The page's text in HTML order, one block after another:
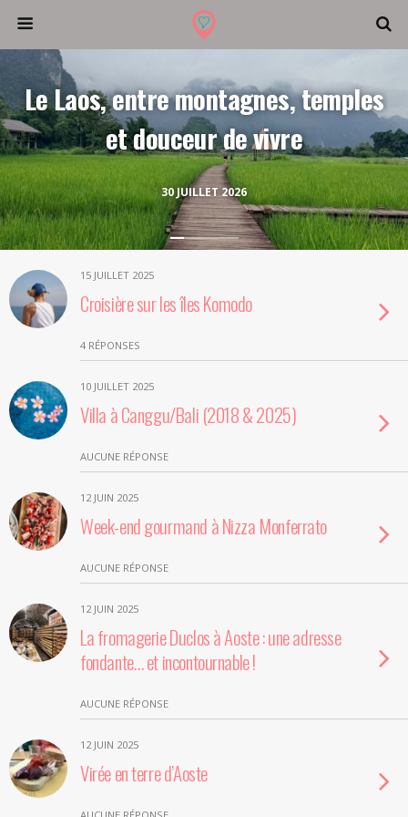
30 JUILLET 2026
Le Laos, entre montagnes, temples
et douceur de vivre
15 JUILLET 2025
Croisière sur les îles Komodo
4 RÉPONSES
10 JUILLET 2025
Villa à Canggu/Bali (2018 & 2025)
AUCUNE RÉPONSE
12 JUIN 2025
Week-end gourmand à Nizza Monferrato
AUCUNE RÉPONSE
12 JUIN 2025
La fromagerie Duclos à Aoste : une adresse
fondante… et incontournable !
AUCUNE RÉPONSE
12 JUIN 2025
Virée en terre d’Aoste